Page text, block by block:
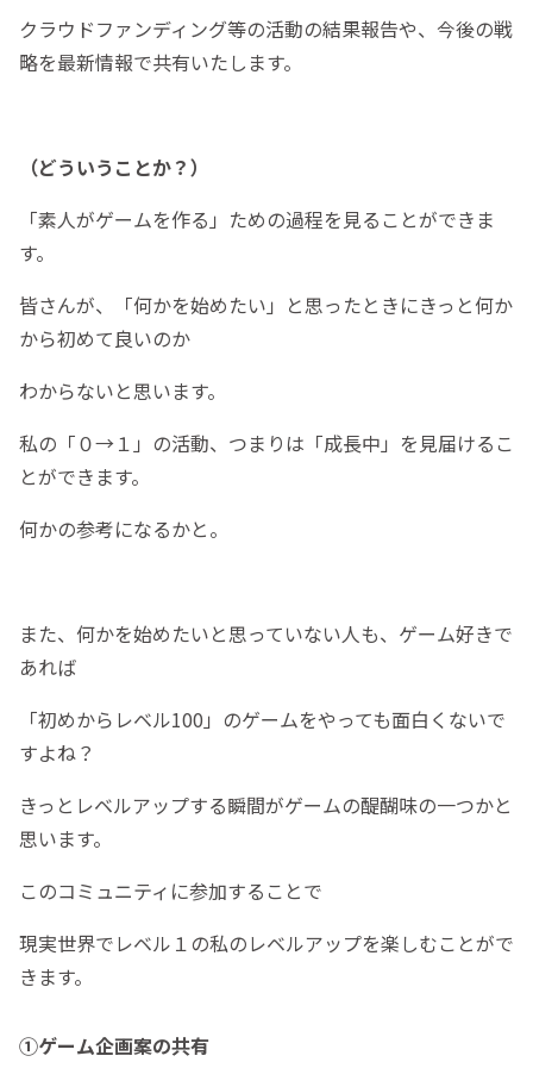
クラウドファンディング等の活動の結果報告や、今後の戦
略を最新情報で共有いたします。
（どういうことか？）
「素人がゲームを作る」ための過程を見ることができま
す。
皆さんが、「何かを始めたい」と思ったときにきっと何か
から初めて良いのか
わからないと思います。
私の「０→１」の活動、つまりは「成長中」を見届けるこ
とができます。
何かの参考になるかと。
また、何かを始めたいと思っていない人も、ゲーム好きで
あれば
「初めからレベル100」のゲームをやっても面白くないで
すよね？
きっとレベルアップする瞬間がゲームの醍醐味の一つかと
思います。
このコミュニティに参加することで
現実世界でレベル１の私のレベルアップを楽しむことがで
きます。
①ゲーム企画案の共有